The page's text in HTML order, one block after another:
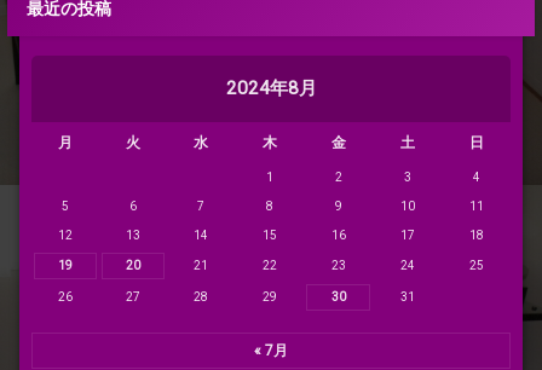
最近の投稿
2024年8月
月 火 水 木 金 土 日
1 2 3 4
5 6 7 8 9 10 11
12 13 14 15 16 17 18
19 20 21 22 23 24 25
26 27 28 29 30 31
« 7月